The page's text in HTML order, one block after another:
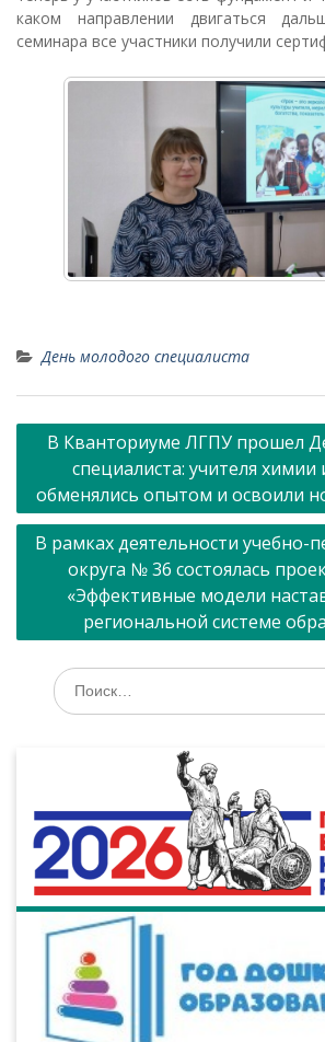
каком направлении двигаться
семинара все участники получили
День молодого специалиста
Навигация
записям
В Кванториуме ЛГПУ прошел
специалиста: учителя химии
обменялись опытом и освоили
В рамках деятельности учебно-
округа № 36 состоялась
«Эффективные модели
региональной системе
Искать: